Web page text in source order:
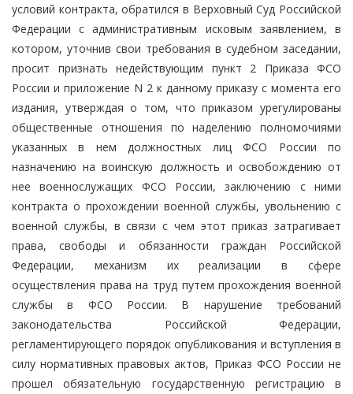
условий контракта, обратился в Верховный Суд Российской
Федерации с административным исковым заявлением, в
котором, уточнив свои требования в судебном заседании,
просит признать недействующим пункт 2 Приказа ФСО
России и приложение N 2 к данному приказу с момента его
издания, утверждая о том, что приказом урегулированы
общественные отношения по наделению полномочиями
указанных в нем должностных лиц ФСО России по
назначению на воинскую должность и освобождению от
нее военнослужащих ФСО России, заключению с ними
контракта о прохождении военной службы, увольнению с
военной службы, в связи с чем этот приказ затрагивает
права, свободы и обязанности граждан Российской
Федерации, механизм их реализации в сфере
осуществления права на труд путем прохождения военной
службы в ФСО России. В нарушение требований
законодательства Российской Федерации,
регламентирующего порядок опубликования и вступления в
силу нормативных правовых актов, Приказ ФСО России не
прошел обязательную государственную регистрацию в